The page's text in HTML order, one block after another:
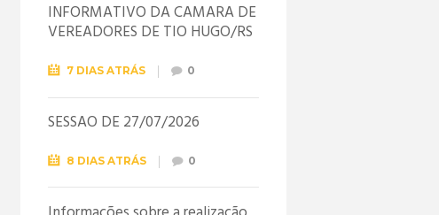
INFORMATIVO DA CÂMARA DE
VEREADORES DE TIO HUGO/RS
7 DIAS ATRÁS 0
SESSÃO DE 27/07/2026
8 DIAS ATRÁS 0